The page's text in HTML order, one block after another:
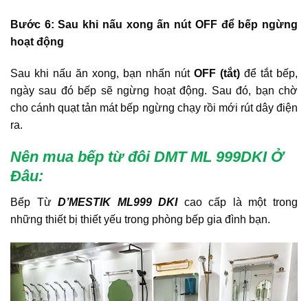
Bước 6: Sau khi nấu xong ấn nút OFF để bếp ngừng
hoạt động
Sau khi nấu ăn xong, bạn nhấn nút OFF (tắt) để tắt bếp,
ngày sau đó bếp sẽ ngừng hoạt động. Sau đó, bạn chờ
cho cánh quạt tản mát bếp ngừng chạy rồi mới rút dây điện
ra.
Nên mua bếp từ đôi DMT ML 999DKIỞ
Đâu:
Bếp TừD’MESTIK ML999 DKIcao cấp là một trong
những thiết bị thiết yếu trong phòng bếp gia đình bạn.